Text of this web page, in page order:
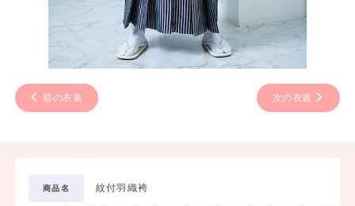
前の衣装 次の衣装
商品名 紋付羽織袴